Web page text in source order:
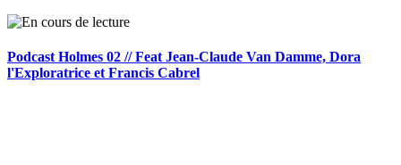
Podcast Holmes 02 // Feat Jean-Claude Van Damme, Dora
l'Exploratrice et Francis Cabrel